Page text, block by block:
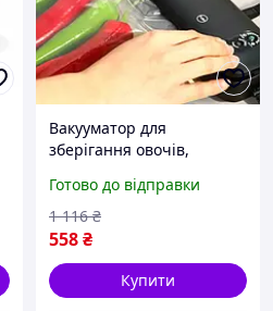
Вакууматор для
зберігання овочів,
пакувальник, Вакууматор
для консервування, FBK
Готово до відправки
558₴
1 116 ₴
Купити